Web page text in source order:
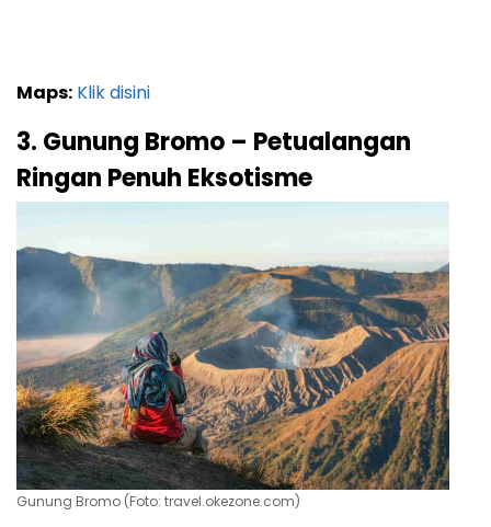
Maps: Klik disini
3. Gunung Bromo – Petualangan
Ringan Penuh Eksotisme
Gunung Bromo (Foto: travel.okezone.com)